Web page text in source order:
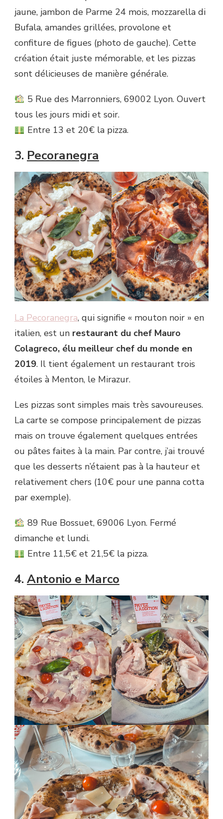
jaune, jambon de Parme 24 mois, mozzarella di
Bufala, amandes grillées, provolone et
confiture de figues (photo de gauche). Cette
création était juste mémorable, et les pizzas
sont délicieuses de manière générale.
5 Rue des Marronniers, 69002 Lyon. Ouvert
tous les jours midi et soir.
Entre 13 et 20€ la pizza.
3. Pecoranegra
La Pecoranegra, qui signifie « mouton noir » en
italien, est un restaurant du chef Mauro
Colagreco, élu meilleur chef du monde en
2019. Il tient également un restaurant trois
étoiles à Menton, le Mirazur.
Les pizzas sont simples mais très savoureuses.
La carte se compose principalement de pizzas
mais on trouve également quelques entrées
ou pâtes faites à la main. Par contre, j’ai trouvé
que les desserts n’étaient pas à la hauteur et
relativement chers (10€ pour une panna cotta
par exemple).
89 Rue Bossuet, 69006 Lyon. Fermé
dimanche et lundi.
Entre 11,5€ et 21,5€ la pizza.
4. Antonio e Marco